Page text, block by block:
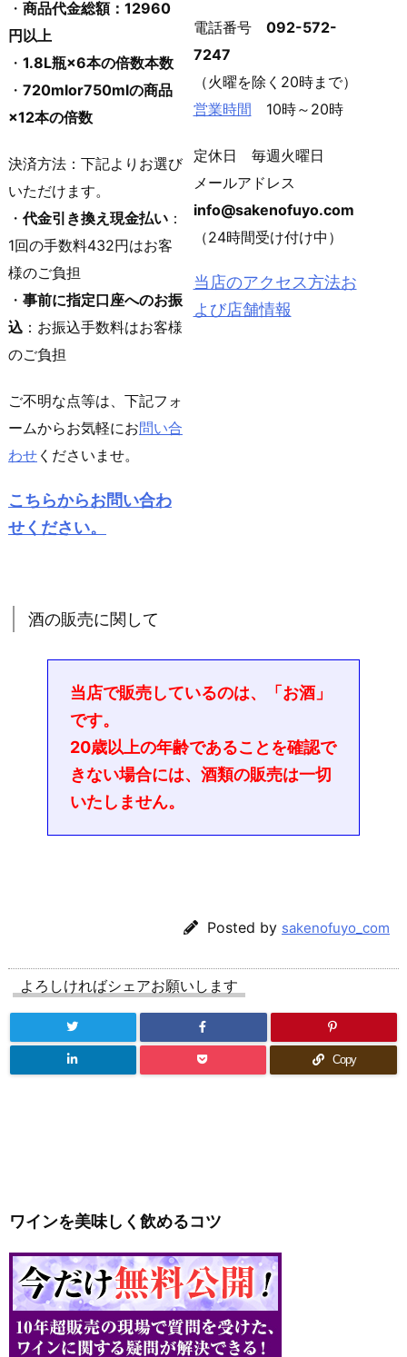
・ 商品代金総額：12960
円以上
・ 1.8L瓶×6本の倍数本数
・ 720mlor750mlの商品
×12本の倍数
決済方法：下記よりお選び
いただけます。
・ 代金引き換え現金払い ：
1回の手数料432円はお客
様のご負担
・ 事前に指定口座へのお振
込 ：お振込手数料はお客様
のご負担
ご不明な点等は、下記フォ
ームからお気軽にお問い合
わせ くださいませ。
こちらからお問い合わ
せください。
電話番号 092-572-
7247
（火曜を除く20時まで）
営業時間 10時～20時
定休日 毎週火曜日
メールアドレス
info@sakenofuyo.com
（24時間受け付け中）
当店のアクセス方法お
よび店舗情報
酒の販売に関して
当店で販売しているのは、「お酒」
です。
20歳以上の年齢であることを確認で
きない場合には、酒類の販売は一切
いたしません。
Posted by sakenofuyo_com
よろしければシェアお願いします
Copy
ワインを美味しく飲めるコツ